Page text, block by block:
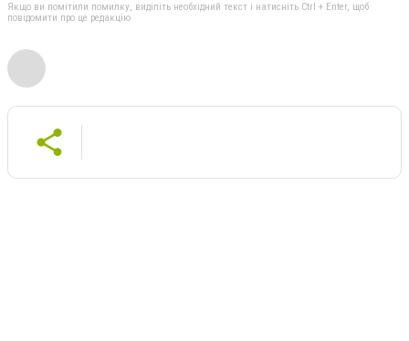
Якщо ви помітили помилку, виділіть необхідний текст і натисніть Ctrl + Enter, щоб
повідомити про це редакцію